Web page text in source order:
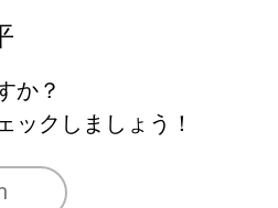
か？
ックしましょう！